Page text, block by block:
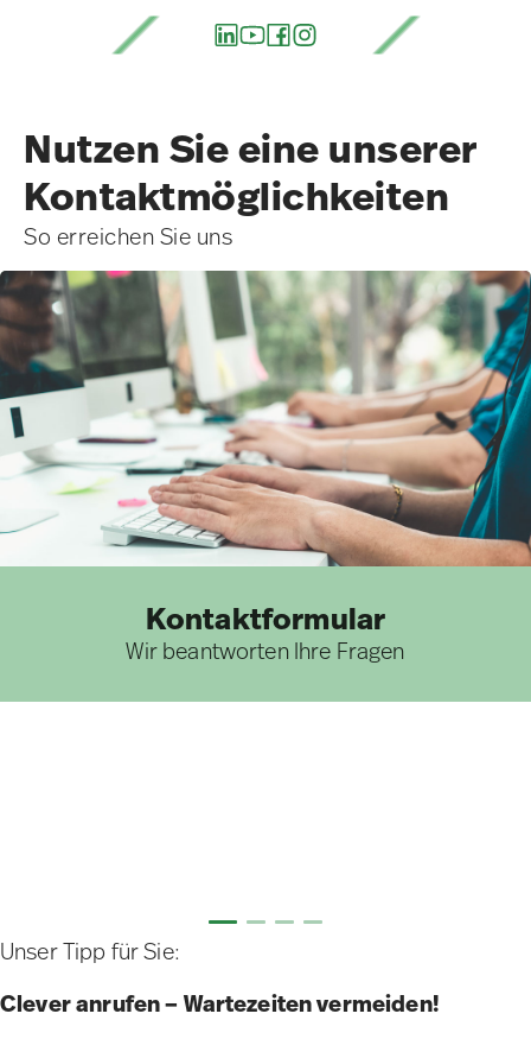
Nutzen Sie eine unserer
Kontakt­möglichkeiten
So erreichen Sie uns
Kontaktformular
Wir beantworten Ihre Fragen
Unser Tipp für Sie:
Clever anrufen – Wartezeiten vermeiden!